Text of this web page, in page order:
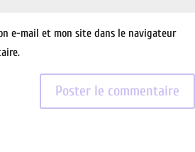
e-mail et mon site dans le navigateur